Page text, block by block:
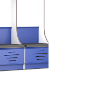
200,04 см
70 см